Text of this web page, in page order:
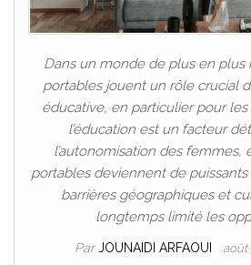
Dans un monde de plus en plus
portables jouent un rôle crucial
éducative, en particulier pour les
l’éducation est un facteur
l’autonomisation des femmes,
portables deviennent de
barrières géographiques et
longtemps limité les
ParJOUNAIDI ARFAOUI août